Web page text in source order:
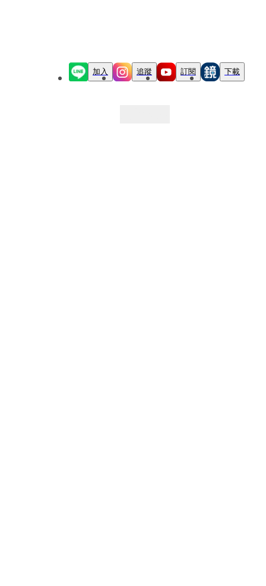
加入 追蹤 訂閱 下載